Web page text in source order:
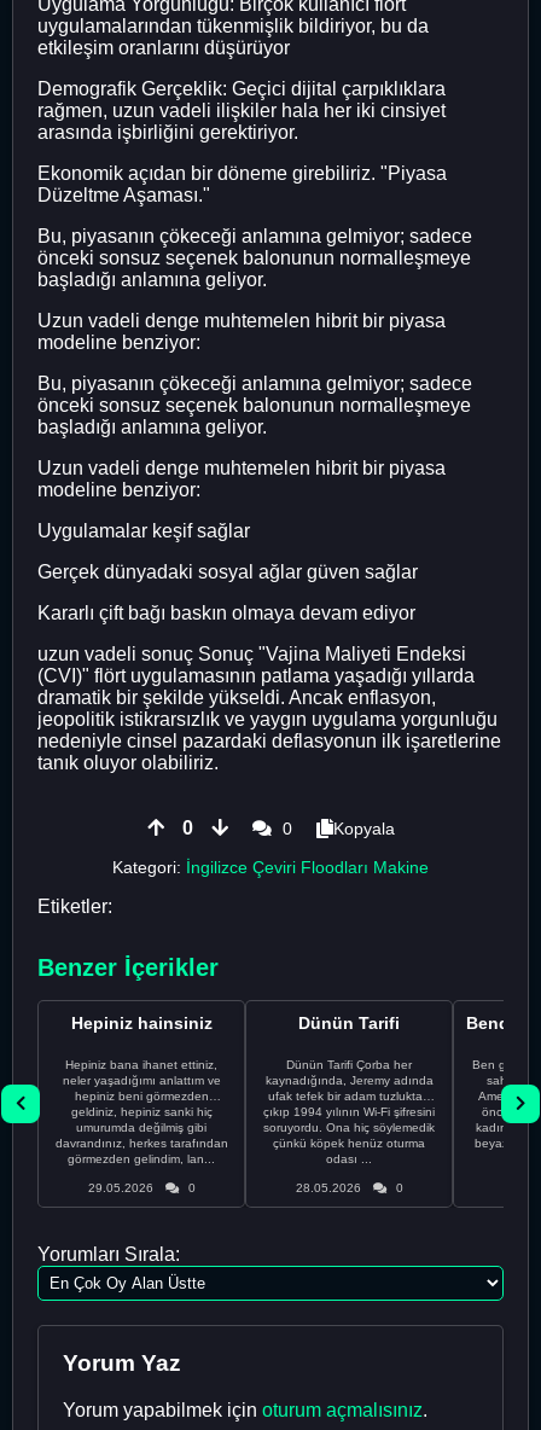
uygulamalarından tükenmişlik bildiriyor, bu da
etkileşim oranlarını düşürüyor
Demografik Gerçeklik: Geçici dijital çarpıklıklara
rağmen, uzun vadeli ilişkiler hala her iki cinsiyet
arasında işbirliğini gerektiriyor.
Ekonomik açıdan bir döneme girebiliriz. "Piyasa
Düzeltme Aşaması."
Bu, piyasanın çökeceği anlamına gelmiyor; sadece
önceki sonsuz seçenek balonunun normalleşmeye
başladığı anlamına geliyor.
Uzun vadeli denge muhtemelen hibrit bir piyasa
modeline benziyor:
Bu, piyasanın çökeceği anlamına gelmiyor; sadece
önceki sonsuz seçenek balonunun normalleşmeye
başladığı anlamına geliyor.
Uzun vadeli denge muhtemelen hibrit bir piyasa
modeline benziyor:
Uygulamalar keşif sağlar
Gerçek dünyadaki sosyal ağlar güven sağlar
Kararlı çift bağı baskın olmaya devam ediyor
uzun vadeli sonuç Sonuç "Vajina Maliyeti Endeksi
(CVI)" flört uygulamasının patlama yaşadığı yıllarda
dramatik bir şekilde yükseldi. Ancak enflasyon,
jeopolitik istikrarsızlık ve yaygın uygulama yorgunluğu
nedeniyle cinsel pazardaki deflasyonun ilk işaretlerine
tanık oluyor olabiliriz.
0 0
Kopyala
Kategori: İngilizce Çeviri Floodları Makine
Etiketler:
Benzer İçerikler
Hepiniz hainsiniz
Hepiniz bana ihanet ettiniz,
neler yaşadığımı anlattım ve
hepiniz beni görmezden
geldiniz, hepiniz sanki hiç
umurumda değilmiş gibi
davrandınız, herkes tarafından
görmezden gelindim, lan...
29.05.2026 0
Dünün Tarifi
Dünün Tarifi Çorba her
kaynadığında, Jeremy adında
ufak tefek bir adam tuzluktan
çıkıp 1994 yılının Wi-Fi şifresini
soruyordu. Ona hiç söylemedik
çünkü köpek henüz oturma
odası ...
28.05.2026 0
Ben gururlu
sahip
önce
kadınla
beyaz
Yorumları Sırala:
Yorum Yaz
Yorum yapabilmek için oturum açmalısınız.